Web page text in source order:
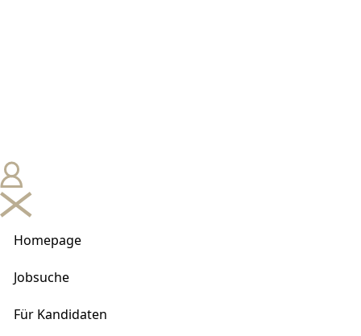
Homepage
Jobsuche
Für Kandidaten